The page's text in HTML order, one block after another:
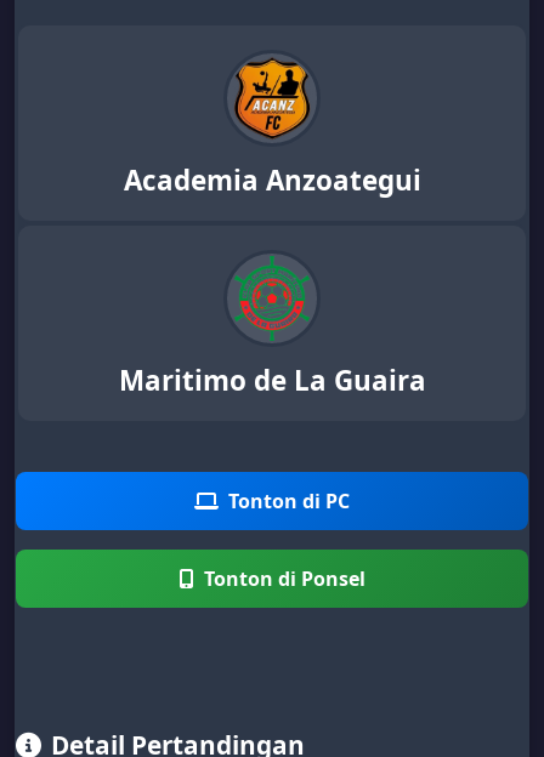
Academia Anzoategui
Maritimo de La Guaira
Tonton di PC
Tonton di Ponsel
Detail Pertandingan